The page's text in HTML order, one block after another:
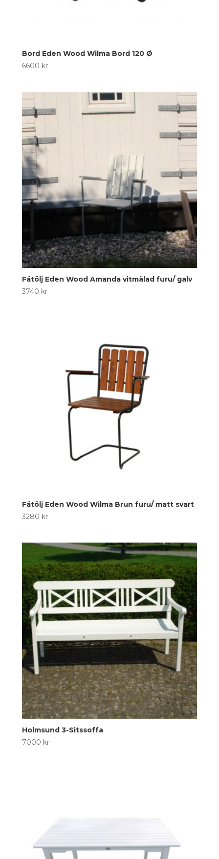
Bord Eden Wood Wilma Bord 120 Ø
6600 kr
Fåtölj Eden Wood Amanda vitmålad furu/ galv
3740 kr
Fåtölj Eden Wood Wilma Brun furu/ matt svart
3280 kr
Holmsund 3-Sitssoffa
7000 kr